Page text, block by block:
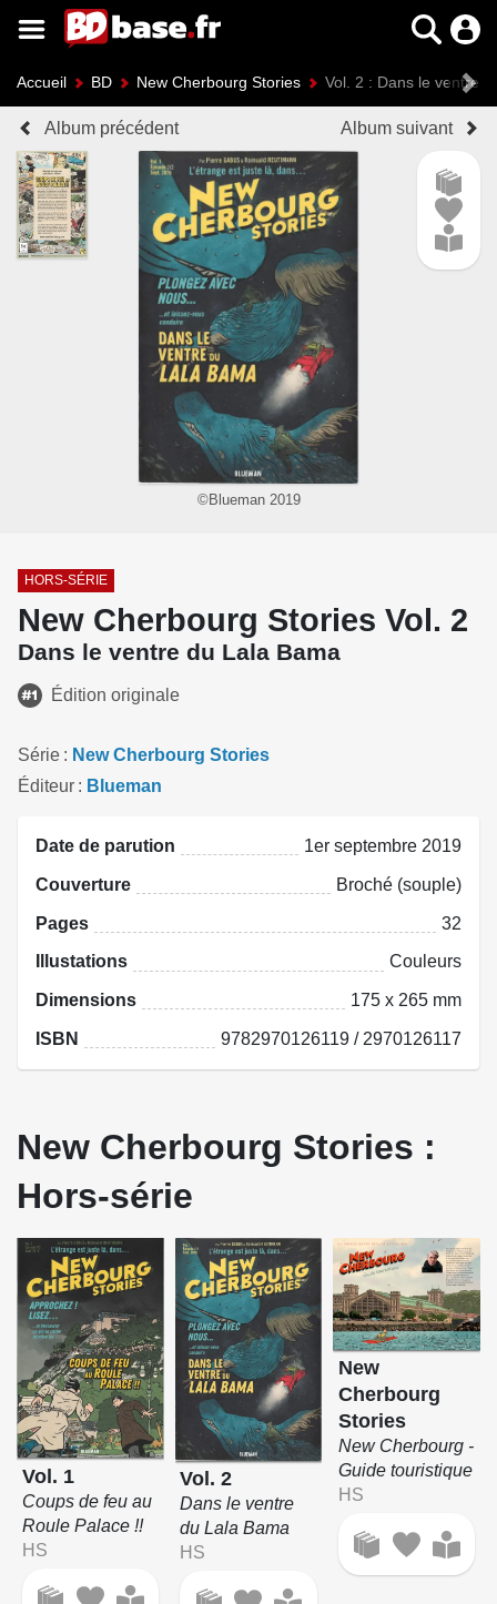
Accueil BD New Cherbourg Stories Vol. 2 : Dans le ventre
Album précédent Album suivant
©Blueman 2019
HORS-SÉRIE
New Cherbourg Stories Vol. 2
Dans le ventre du Lala Bama
Édition originale
Série
New Cherbourg Stories
Éditeur
Blueman
Date de parution 1er septembre 2019
Couverture Broché (souple)
Pages 32
Illustations Couleurs
Dimensions 175 x 265 mm
ISBN 9782970126119 / 2970126117
New Cherbourg Stories :
Hors-série
Vol. 1
Coups de feu au
Roule Palace !!
HS
Vol. 2
Dans le ventre
du Lala Bama
HS
New
Cherbourg
Stories
New Cherbourg -
Guide touristique
HS